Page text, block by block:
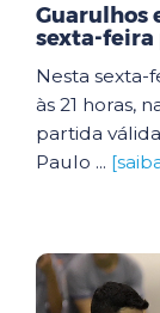
Guarulhos
sexta-feira
Nesta sexta-
às 21 horas,
partida
Paulo ...